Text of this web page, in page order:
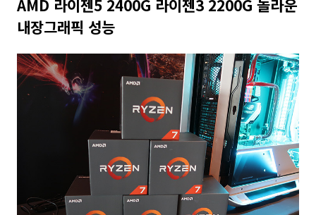
AMD 라이젠5 2400G 라이젠3 2200G 놀라운
내장그래픽 성능